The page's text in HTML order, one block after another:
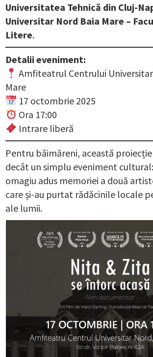
Universitatea Tehnică din Cluj-
Universitar Nord Baia Mare –
Litere.
Detalii eveniment:
Amfiteatrul Centrului
Mare
17 octombrie 2025
Ora 17:00
Intrare liberă
Pentru băimăreni, această
decât un simplu eveniment
omagiu adus memoriei a două
care și-au purtat rădăcinile locale
ale lumii.